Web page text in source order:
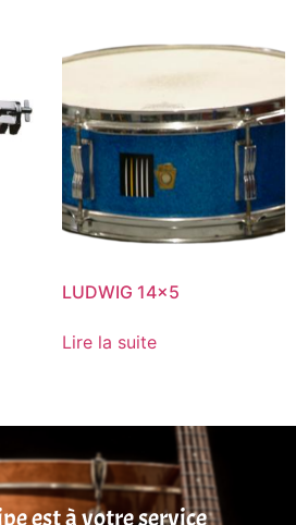
LUDWIG 14×5
Lire la suite
est à votre service